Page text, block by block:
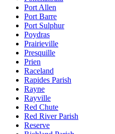
Port Allen
Port Barre
Port Sulphur
Poydras
Prairieville
Presquille
Prien
Raceland
Rapides Parish
Rayne
Rayville
Red Chute
Red River Parish
Reserve